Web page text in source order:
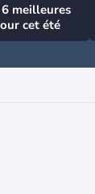
meilleures
cet été